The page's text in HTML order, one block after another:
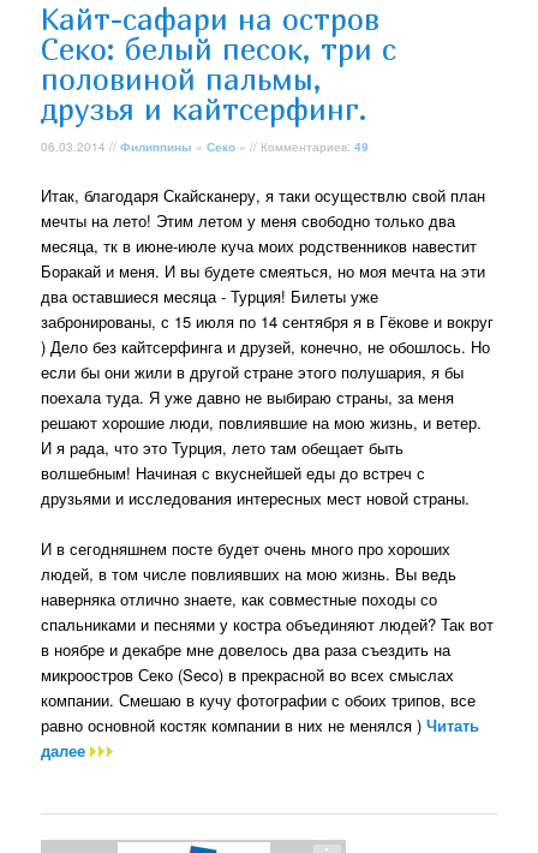
Кайт-сафари на остров
Секо: белый песок, три с
половиной пальмы,
друзья и кайтсерфинг.
06.03.2014 //Филиппины »Секо » // Комментариев:49
Итак, благодаря Скайсканеру, я таки осуществлю свой план
мечты на лето! Этим летом у меня свободно только два
месяца, тк в июне-июле куча моих родственников навестит
Боракай и меня. И вы будете смеяться, но моя мечта на эти
два оставшиеся месяца - Турция! Билеты уже
забронированы, с 15 июля по 14 сентября я в Гёкове и вокруг
) Дело без кайтсерфинга и друзей, конечно, не обошлось. Но
если бы они жили в другой стране этого полушария, я бы
поехала туда. Я уже давно не выбираю страны, за меня
решают хорошие люди, повлиявшие на мою жизнь, и ветер.
И я рада, что это Турция, лето там обещает быть
волшебным! Начиная с вкуснейшей еды до встреч с
друзьями и исследования интересных мест новой страны.
И в сегодняшнем посте будет очень много про хороших
людей, в том числе повлиявших на мою жизнь. Вы ведь
наверняка отлично знаете, как совместные походы со
спальниками и песнями у костра объединяют людей? Так вот
в ноябре и декабре мне довелось два раза съездить на
микроостров Секо (Seco) в прекрасной во всех смыслах
компании. Смешаю в кучу фотографии с обоих трипов, все
равно основной костяк компании в них не менялся )Читать
далее